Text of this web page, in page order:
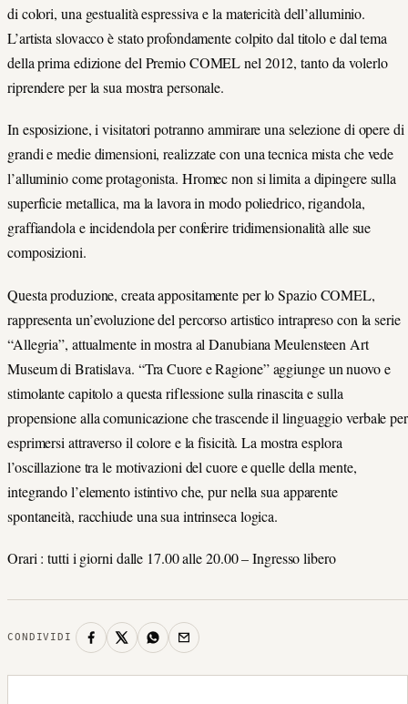
di colori, una gestualità espressiva e la matericità dell’alluminio.
L’artista slovacco è stato profondamente colpito dal titolo e dal tema
della prima edizione del Premio COMEL nel 2012, tanto da volerlo
riprendere per la sua mostra personale.
In esposizione, i visitatori potranno ammirare una selezione di opere di
grandi e medie dimensioni, realizzate con una tecnica mista che vede
l’alluminio come protagonista. Hromec non si limita a dipingere sulla
superficie metallica, ma la lavora in modo poliedrico, rigandola,
graffiandola e incidendola per conferire tridimensionalità alle sue
composizioni.
Questa produzione, creata appositamente per lo Spazio COMEL,
rappresenta un’evoluzione del percorso artistico intrapreso con la serie
“Allegria”, attualmente in mostra al Danubiana Meulensteen Art
Museum di Bratislava. “Tra Cuore e Ragione” aggiunge un nuovo e
stimolante capitolo a questa riflessione sulla rinascita e sulla
propensione alla comunicazione che trascende il linguaggio verbale per
esprimersi attraverso il colore e la fisicità. La mostra esplora
l’oscillazione tra le motivazioni del cuore e quelle della mente,
integrando l’elemento istintivo che, pur nella sua apparente
spontaneità, racchiude una sua intrinseca logica.
Orari : tutti i giorni dalle 17.00 alle 20.00 – Ingresso libero
CONDIVIDI